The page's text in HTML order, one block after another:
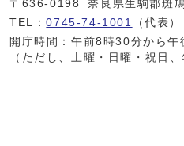
〒636-0198
奈良県生駒郡斑
TEL：0745-74-1001 （代表）
開庁時間：午前8時30分から午
（ただし、土曜・日曜・祝日